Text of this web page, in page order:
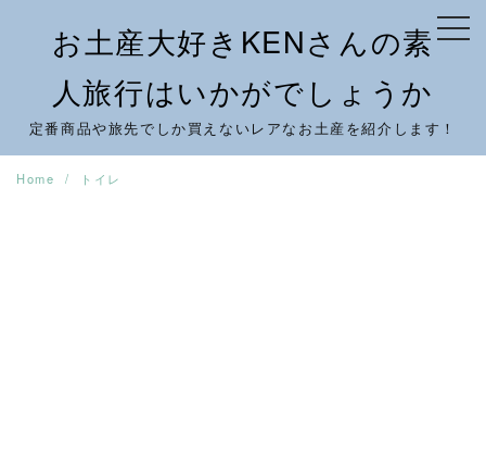
content
お土産大好きKENさんの素
人旅行はいかがでしょうか
定番商品や旅先でしか買えないレアなお土産を紹介します！
Home トイレ